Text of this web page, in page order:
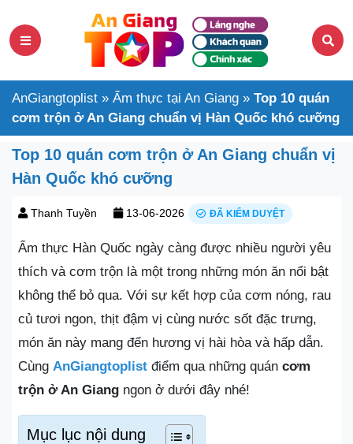
AnGiangtoplist » Ẩm thực tại An Giang » Top 10 quán
cơm trộn ở An Giang chuẩn vị Hàn Quốc khó cưỡng
Top 10 quán cơm trộn ở An Giang chuẩn vị
Hàn Quốc khó cưỡng
Thanh Tuyền 13-06-2026 ĐÃ KIỂM DUYỆT
Ẩm thực Hàn Quốc ngày càng được nhiều người yêu
thích và cơm trộn là một trong những món ăn nổi bật
không thể bỏ qua. Với sự kết hợp của cơm nóng, rau
củ tươi ngon, thịt đậm vị cùng nước sốt đặc trưng,
món ăn này mang đến hương vị hài hòa và hấp dẫn.
Cùng AnGiangtoplist điểm qua những quán cơm
trộn ở An Giang ngon ở dưới đây nhé!
Mục lục nội dung